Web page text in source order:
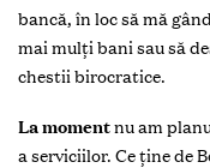
bancă, în loc să mă
mai mulți bani sau să
chestii birocratice.
La momentnu am
a serviciilor. Ce ține de